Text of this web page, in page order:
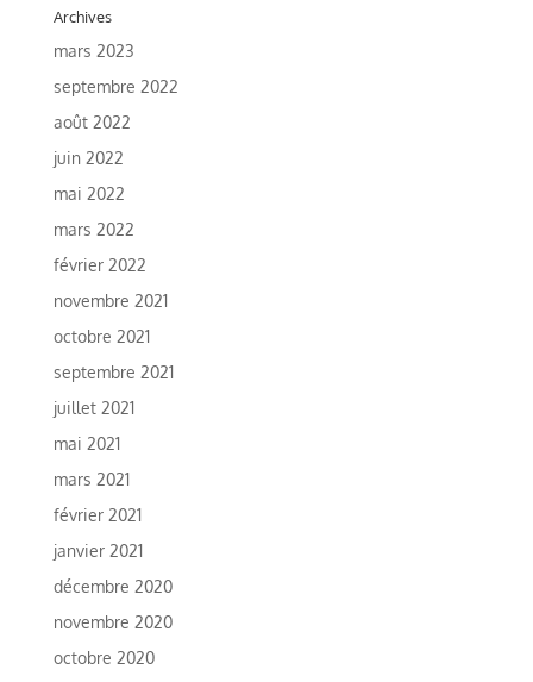
Archives
mars 2023
septembre 2022
août 2022
juin 2022
mai 2022
mars 2022
février 2022
novembre 2021
octobre 2021
septembre 2021
juillet 2021
mai 2021
mars 2021
février 2021
janvier 2021
décembre 2020
novembre 2020
octobre 2020